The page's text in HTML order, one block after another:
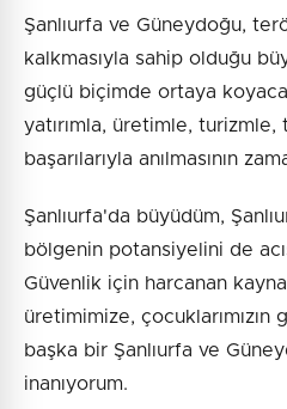
Şanlıurfa ve Güneydoğu,
kalkmasıyla sahip olduğu
güçlü biçimde ortaya
yatırımla, üretimle,
başarılarıyla anılmasının
Şanlıurfa'da büyüdüm,
bölgenin potansiyelini de
Güvenlik için harcanan
üretimimize,
başka bir Şanlıurfa ve
inanıyorum.